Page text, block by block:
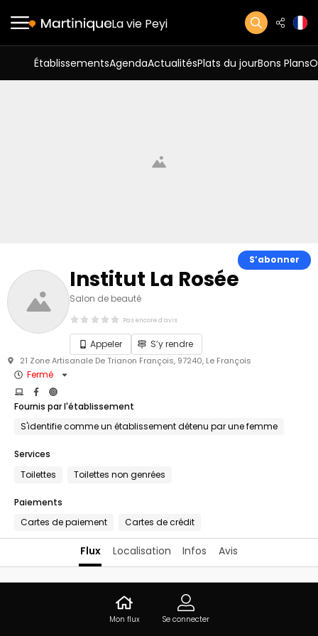
La vie Peyi
ÉtablissementsAgendaActualitésPlats du jourBons Plans
S’abonner
Institut La Rosée
Salon de beauté
Pas encore d’avis
Appeler S’y rendre
21 Zone Artisanale De Trianon François, 97240, Le François
Fermé
Fournis par l'établissement
S'identifie comme un établissement détenu par une femme
Services
Toilettes
Toilettes non genrées
Paiements
Cartes de paiement
Cartes de crédit
Flux Localisation Infos Avis
Vous êtes propriétaire de cet
établissement ?
Mon flux Se connecter